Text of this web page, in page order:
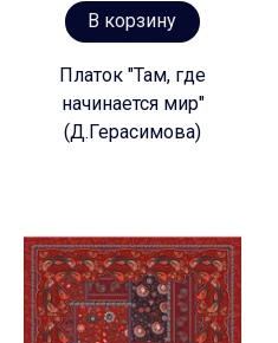
В корзину
Платок "Там, где
начинается мир"
(Д.Герасимова)